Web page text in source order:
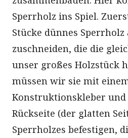
Sperrholz ins Spiel.
Stücke dünnes Sperrholz
zuschneiden, die die
unser großes Holzstück
müssen wir sie mit
Konstruktionskleber und
Rückseite (der glatten
Sperrholzes befestigen,